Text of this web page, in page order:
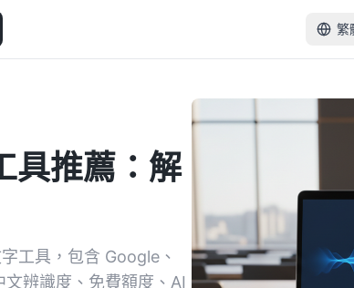
繁
具推薦：解
工具，包含 Google、
辨識度、免費額度、AI